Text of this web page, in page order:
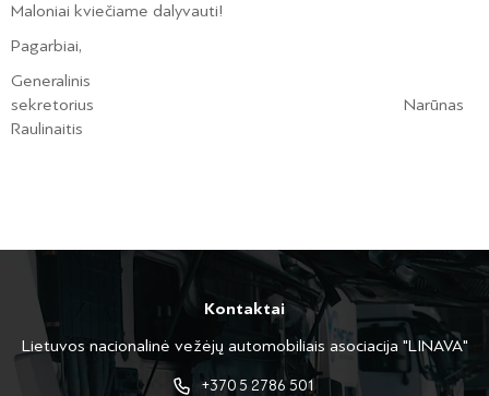
Maloniai kviečiame dalyvauti!
Pagarbiai,
Generalinis
sekretorius Narūnas
Raulinaitis
Kontaktai
Lietuvos nacionalinė vežėjų automobiliais asociacija "LINAVA"
+370 5 2786 501